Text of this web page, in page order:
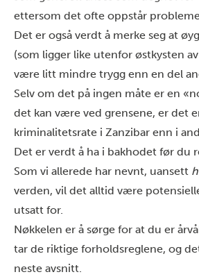
ettersom det ofte oppstår
Det er også verdt å merke seg at
(som ligger like utenfor østkysten
være litt mindre trygg enn en del
Selv om det på ingen måte er en
det kan være ved grensene, er det
kriminalitetsrate i Zanzibar enn i
Det er verdt å ha i bakhodet før du
Som vi allerede har nevnt, uansett
verden, vil det alltid være
utsatt for.
Nøkkelen er å sørge for at du er
tar de riktige forholdsreglene, og
neste avsnitt.